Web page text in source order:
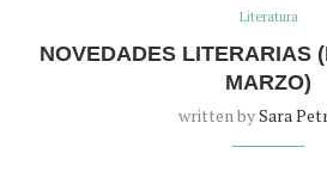
Literatura
NOVEDADES LITERARIAS
MARZO)
written bySara